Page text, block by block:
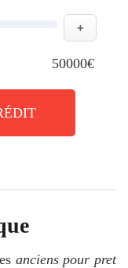
+
50000€
anciens pour pret